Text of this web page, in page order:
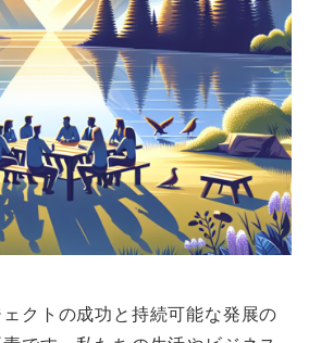
クトの成功と持続可能な発展の